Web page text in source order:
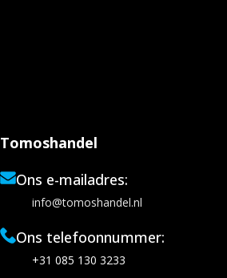
Tomoshandel
Ons e-mailadres:
info@tomoshandel.nl
Ons telefoonnummer:
+31 085 130 3233